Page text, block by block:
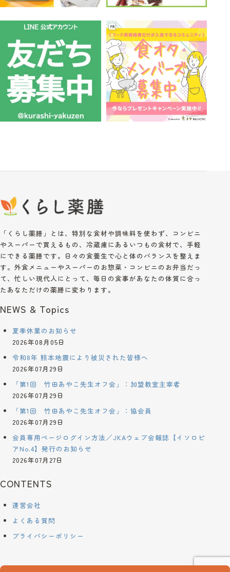
「くらし薬膳」とは、特別な食材や調味料を使わず、コンビニ
やスーパーで買えるもの、冷蔵庫にあるいつもの食材で、手軽
にできる薬膳です。日々の食養生で心と体のバランスを整えま
す。外食メニューやスーパーのお惣菜・コンビニのお弁当だっ
て、忙しい現代人にとって、毎日の食事があなたの体質に合っ
たあなただけの薬膳に変わります。
NEWS & Topics
夏季休業のお知らせ
2026年08月05日
令和8年 熊本地震により被災された皆様へ
2026年07月29日
「第1回 竹田あやこ先生オフ会」：加盟教室主宰者
2026年07月29日
「第1回 竹田あやこ先生オフ会」：協会員
2026年07月29日
会員専用ページログイン方法／JKAウェブ会報誌【イソロピ
アNo.4】発行のお知らせ
2026年07月27日
CONTENTS
運営会社
よくある質問
プライバシーポリシー